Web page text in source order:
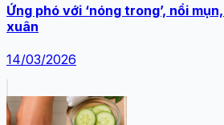
Ứng phó với ‘nóng trong’, nổi
xuân
14/03/2026